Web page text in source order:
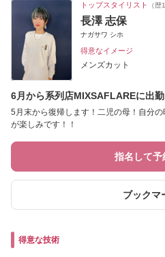
トップスタイリスト （歴
長澤 志保
ナガサワ シホ
得意なイメージ
メンズカット
6月から系列店MIXSAFLAREに出
5月末から復帰します！二児の母！自分
が楽しみです！！
指名して予
ブックマ
得意な技術